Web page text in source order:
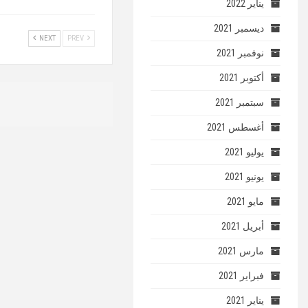
NEXT
يناير 2022
ديسمبر 2021
نوفمبر 2021
أكتوبر 2021
سبتمبر 2021
أغسطس 2021
يوليو 2021
يونيو 2021
مايو 2021
أبريل 2021
مارس 2021
فبراير 2021
يناير 2021